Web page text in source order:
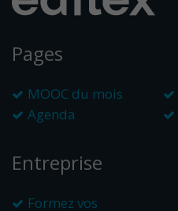
Pages
MOOC du mois
Agenda
Entreprise
Formez vos